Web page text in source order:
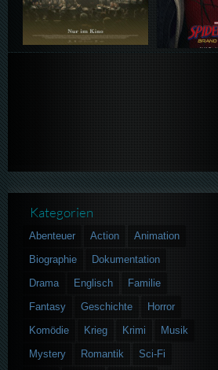
Kategorien
Abenteuer Action
Animation
Biographie
Dokumentation
Drama
Englisch
Familie
Fantasy
Geschichte
Horror
Komödie
Krieg Krimi
Musik
Mystery
Romantik
Sci-Fi